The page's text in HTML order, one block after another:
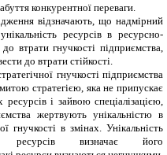
конкурентної переваги.
відзначають, що надмірний
ресурсів в ресурсно-
втрати гнучкості підприємства,
до втрати стійкості.
гнучкості підприємства
стратегією, яка не припускає
і зайвою спеціалізацією,
жертвують унікальністю в
гнучкості в змінах. Унікальність
ресурсів визначає його